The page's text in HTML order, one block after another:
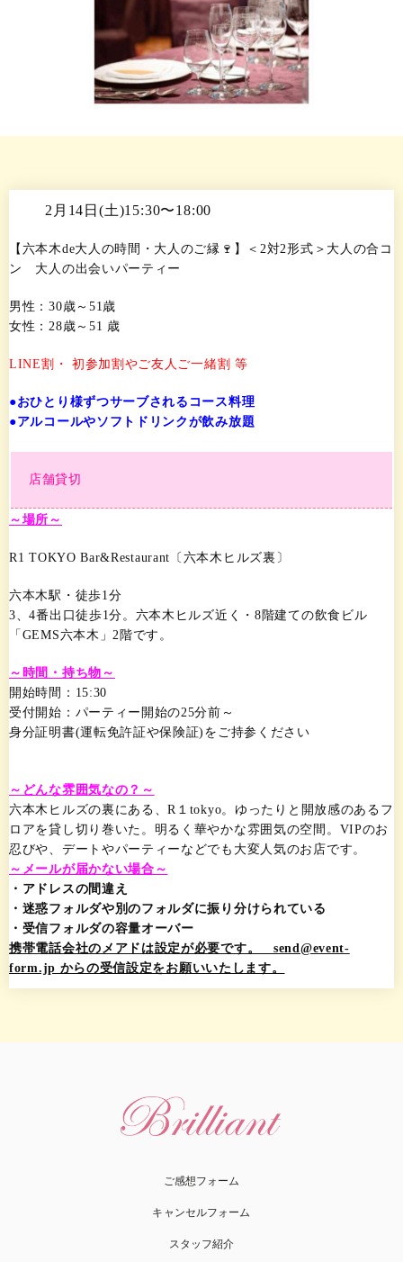
2月14日(土)15:30〜18:00
【六本木de大人の時間・大人のご縁🍷】＜2対2形式＞大人の合コ
ン 大人の出会いパーティー
男性：30歳～51歳
女性：28歳～51 歳
LINE割・ 初参加割やご友人ご一緒割 等
●おひとり様ずつサーブされるコース料理
●アルコールやソフトドリンクが飲み放題
店舗貸切
～場所～
R1 TOKYO Bar&Restaurant〔六本木ヒルズ裏〕
六本木駅・徒歩1分
3、4番出口徒歩1分。六本木ヒルズ近く・8階建ての飲食ビル
「GEMS六本木」2階です。
～時間・持ち物～
開始時間：15:30
受付開始：パーティー開始の25分前～
身分証明書(運転免許証や保険証)をご持参ください
～どんな雰囲気なの？～
六本木ヒルズの裏にある、R１tokyo。ゆったりと開放感のあるフ
ロアを貸し切り巻いた。明るく華やかな雰囲気の空間。VIPのお
忍びや、デートやパーティーなどでも大変人気のお店です。
～メールが届かない場合～
・アドレスの間違え
・迷惑フォルダや別のフォルダに振り分けられている
・受信フォルダの容量オーバー
携帯電話会社のメアドは設定が必要です。 send@event-
form.jp からの受信設定をお願いいたします。
ご感想フォーム
キャンセルフォーム
スタッフ紹介